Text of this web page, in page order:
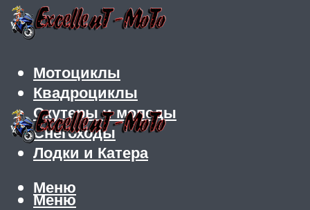
Мотоциклы
Квадроциклы
Скутеры и мопеды
Снегоходы
Лодки и Катера
Меню
Меню